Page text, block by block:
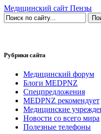
Медицинский сайт Пензы
Рубрики сайта
Медицинский форум
Блоги MEDPNZ
Спецпредложения
MEDPNZ рекомендует
Медицинские
Новости со всего мира
Полезные телефоны